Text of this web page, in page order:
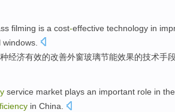
filming is a cost-effective technology in
windows
经济有效的改善外窗玻璃节能效果的技术手
service market plays an important role in the
in China.